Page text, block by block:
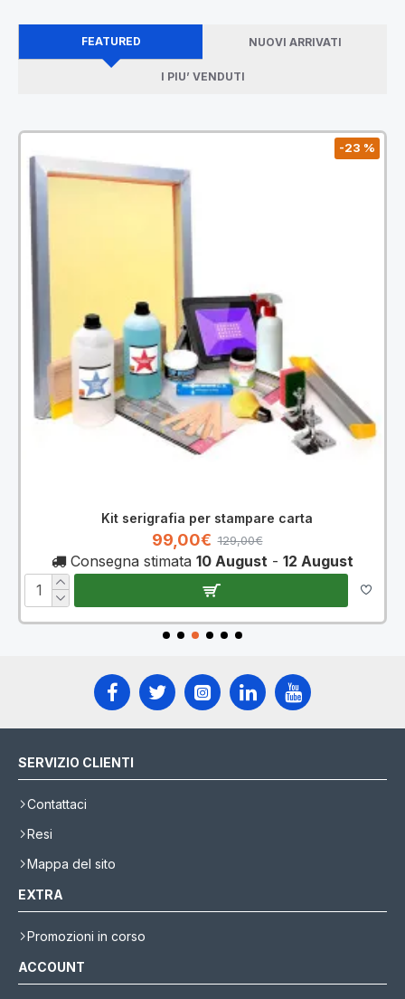
FEATURED NUOVI ARRIVATI
I PIU’ VENDUTI
-23 %
Kit serigrafia per stampare carta
99,00€ 129,00€
Consegna stimata 10 August - 12 August
SERVIZIO CLIENTI
Contattaci
Resi
Mappa del sito
EXTRA
Promozioni in corso
ACCOUNT